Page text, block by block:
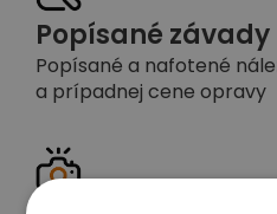
Popísané závady
Popísané a nafotené
a prípadnej cene opravy